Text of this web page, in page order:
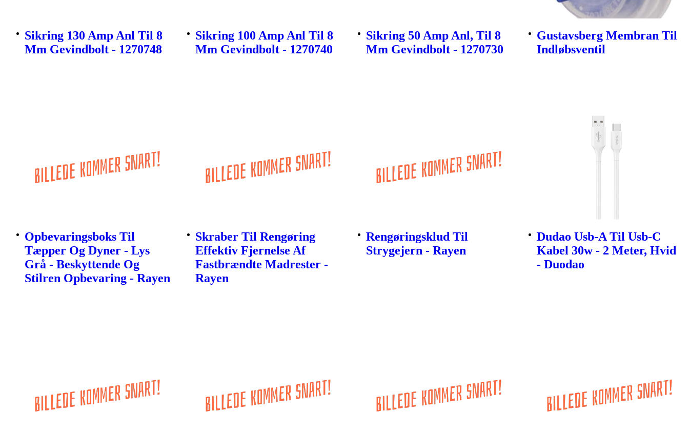
Sikring 130 Amp Anl Til 8
Mm Gevindbolt - 1270748
Sikring 100 Amp Anl Til 8
Mm Gevindbolt - 1270740
Sikring 50 Amp Anl, Til 8
Mm Gevindbolt - 1270730
Gustavsberg Membran Til
Indløbsventil
Opbevaringsboks Til
Tæpper Og Dyner - Lys
Grå - Beskyttende Og
Stilren Opbevaring - Rayen
Skraber Til Rengøring
Effektiv Fjernelse Af
Fastbrændte Madrester -
Rayen
Rengøringsklud Til
Strygejern - Rayen
Dudao Usb-A Til Usb-C
Kabel 30w - 2 Meter, Hvid
- Duodao